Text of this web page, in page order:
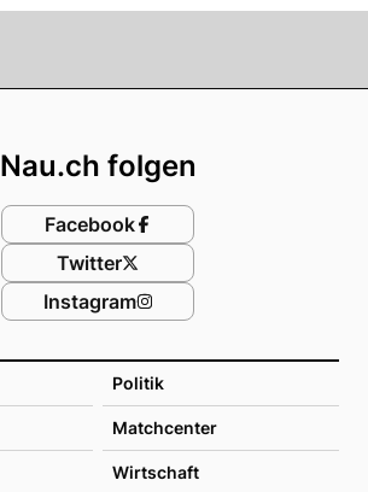
Politik
Matchcenter
Wirtschaft
Nau.ch folgen
Facebook
Twitter
Instagram